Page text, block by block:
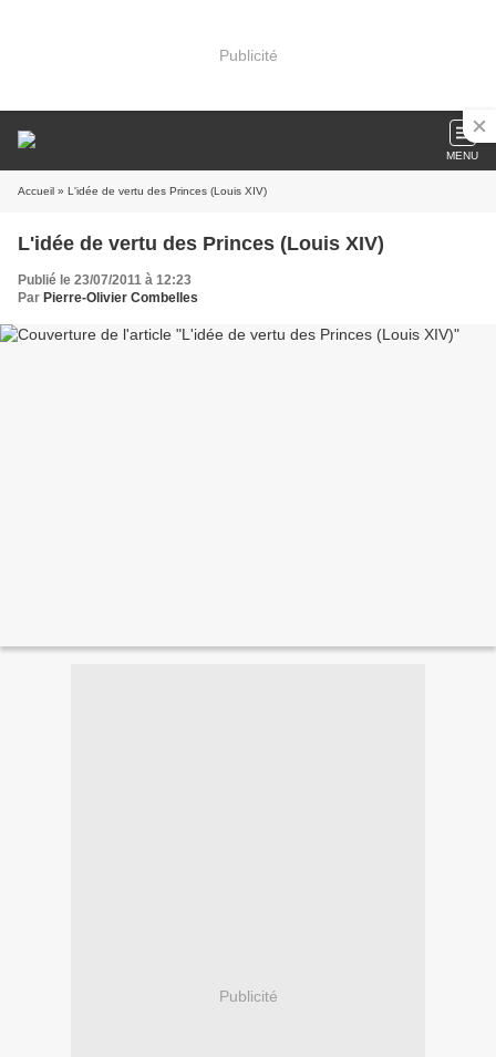
Publicité
MENU
Accueil » L'idée de vertu des Princes (Louis XIV)
L'idée de vertu des Princes (Louis XIV)
Publié le 23/07/2011 à 12:23
Par Pierre-Olivier Combelles
Publicité